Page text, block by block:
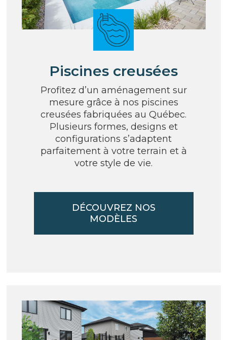
Piscines creusées
Profitez d’un aménagement sur
mesure grâce à nos piscines
creusées fabriquées au Québec.
Plusieurs formes, designs et
configurations s’adaptent
parfaitement à votre terrain et à
votre style de vie.
DÉCOUVREZ NOS
MODÈLES